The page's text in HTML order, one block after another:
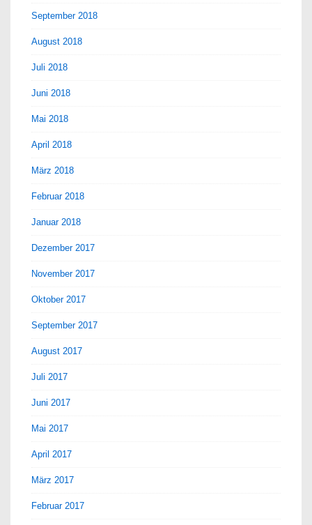
September 2018
August 2018
Juli 2018
Juni 2018
Mai 2018
April 2018
März 2018
Februar 2018
Januar 2018
Dezember 2017
November 2017
Oktober 2017
September 2017
August 2017
Juli 2017
Juni 2017
Mai 2017
April 2017
März 2017
Februar 2017